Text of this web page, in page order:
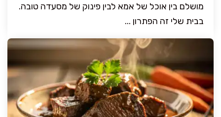
מושלם בין אוכל של אמא לבין פינוק של מסעדה טובה.
בבית שלי זה הפתרון ...